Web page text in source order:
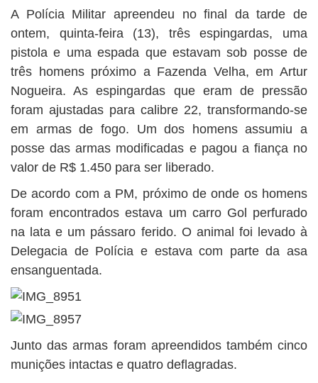
A Polícia Militar apreendeu no final da tarde de
ontem, quinta-feira (13), três espingardas, uma
pistola e uma espada que estavam sob posse de
três homens próximo a Fazenda Velha, em Artur
Nogueira. As espingardas que eram de pressão
foram ajustadas para calibre 22, transformando-se
em armas de fogo. Um dos homens assumiu a
posse das armas modificadas e pagou a fiança no
valor de R$ 1.450 para ser liberado.
De acordo com a PM, próximo de onde os homens
foram encontrados estava um carro Gol perfurado
na lata e um pássaro ferido. O animal foi levado à
Delegacia de Polícia e estava com parte da asa
ensanguentada.
Junto das armas foram apreendidos também cinco
munições intactas e quatro deflagradas.